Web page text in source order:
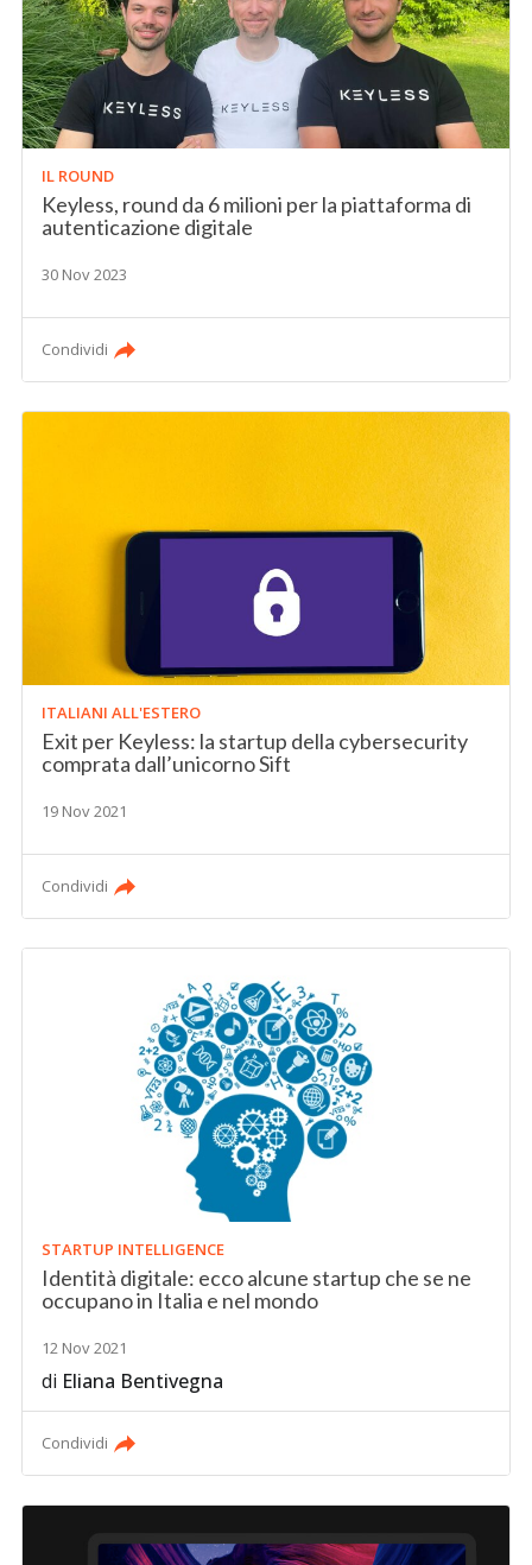
IL ROUND
Keyless, round da 6 milioni per la piattaforma di
autenticazione digitale
30 Nov 2023
Condividi
ITALIANI ALL'ESTERO
Exit per Keyless: la startup della cybersecurity
comprata dall’unicorno Sift
19 Nov 2021
Condividi
STARTUP INTELLIGENCE
Identità digitale: ecco alcune startup che se ne
occupano in Italia e nel mondo
12 Nov 2021
di Eliana Bentivegna
Condividi